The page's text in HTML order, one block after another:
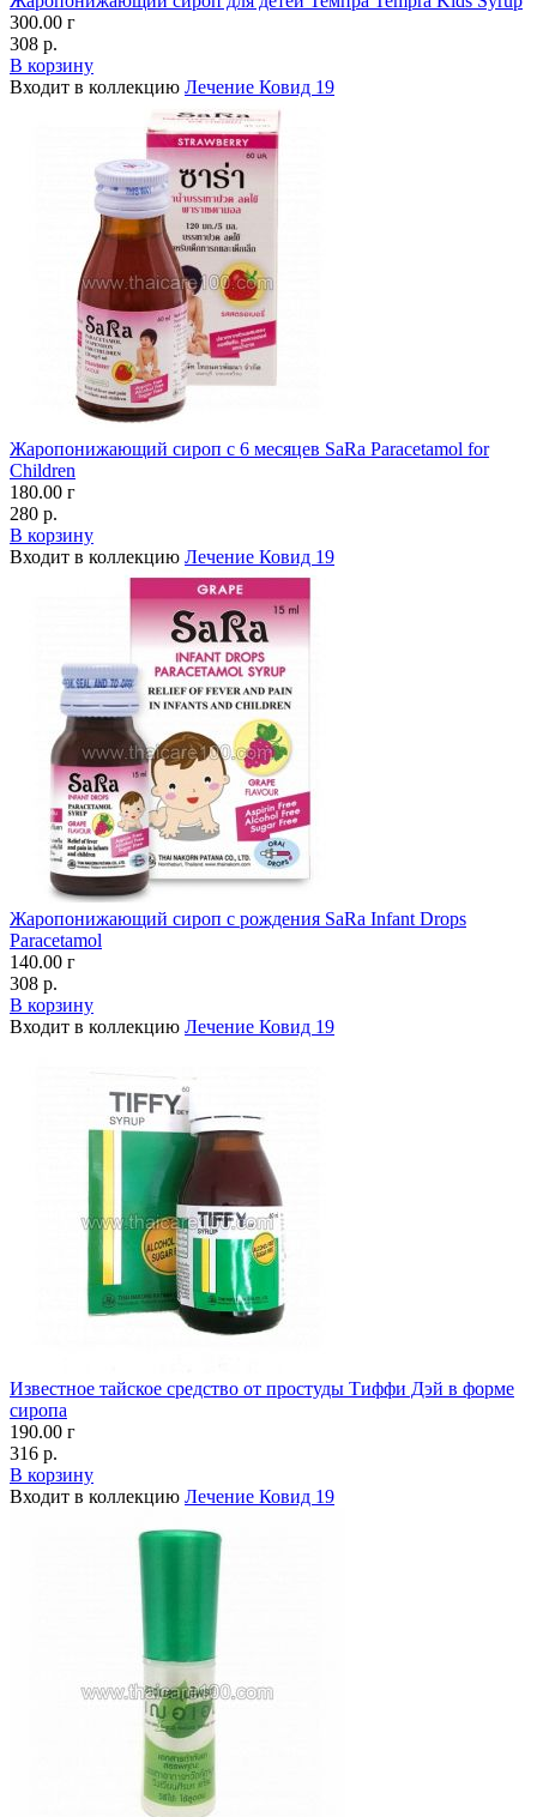
300.00 г
308 р.
В корзину
Входит в коллекцию Лечение Ковид 19
Жаропонижающий сироп с 6 месяцев SaRa Paracetamol for
Children
180.00 г
280 р.
В корзину
Входит в коллекцию Лечение Ковид 19
Жаропонижающий сироп с рождения SaRa Infant Drops
Paracetamol
140.00 г
308 р.
В корзину
Входит в коллекцию Лечение Ковид 19
Известное тайское средство от простуды Тиффи Дэй в форме
сиропа
190.00 г
316 р.
В корзину
Входит в коллекцию Лечение Ковид 19